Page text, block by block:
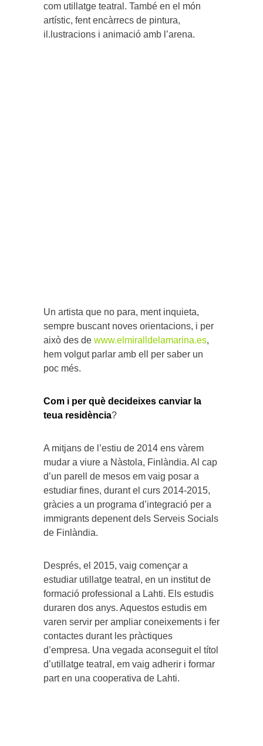
com utillatge teatral. També en el món
artístic, fent encàrrecs de pintura,
il.lustracions i animació amb l’arena.
Un artista que no para, ment inquieta,
sempre buscant noves orientacions, i per
això des de www.elmiralldelamarina.es,
hem volgut parlar amb ell per saber un
poc més.
Com i per què decideixes canviar la
teua residència?
A mitjans de l’estiu de 2014 ens vàrem
mudar a viure a Nàstola, Finlàndia. Al cap
d’un parell de mesos em vaig posar a
estudiar fines, durant el curs 2014-2015,
gràcies a un programa d’integració per a
immigrants depenent dels Serveis Socials
de Finlàndia.
Després, el 2015, vaig començar a
estudiar utillatge teatral, en un institut de
formació professional a Lahti. Els estudis
duraren dos anys. Aquestos estudis em
varen servir per ampliar coneixements i fer
contactes durant les pràctiques
d’empresa. Una vegada aconseguit el títol
d’utillatge teatral, em vaig adherir i formar
part en una cooperativa de Lahti.